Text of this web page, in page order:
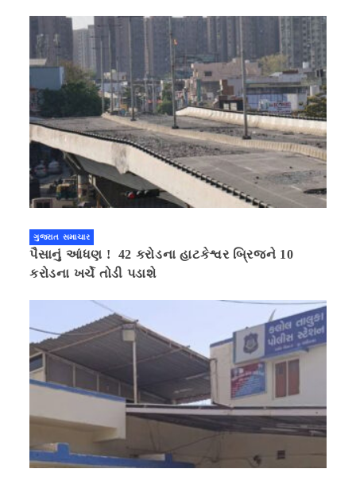
ગુજરાત સમાચાર
પૈસાનું આંધણ ! 42 કરોડના હાટકેશ્વર બ્રિજને 10
કરોડના ખર્ચે તોડી પડાશે